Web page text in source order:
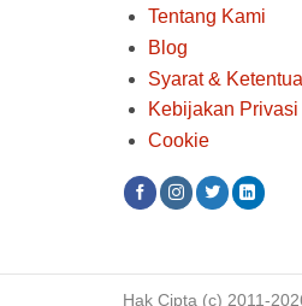
Tentang Kami
Blog
Syarat &
Kebijakan Privasi
Cookie
Hak Cipta (c) 2011-